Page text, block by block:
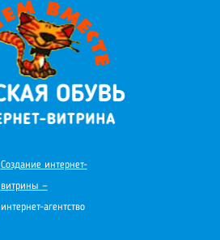
Создание интернет-
витрины —
интернет-агентство